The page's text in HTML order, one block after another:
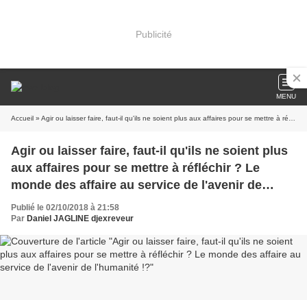
Publicité
MENU
Accueil » Agir ou laisser faire, faut-il qu'ils ne soient plus aux affaires pour se mettre à réfléchir ? Le monde des affaire au service de l'avenir de l'humanité !?
Agir ou laisser faire, faut-il qu'ils ne soient plus
aux affaires pour se mettre à réfléchir ? Le
monde des affaire au service de l'avenir de
l'humanité !?
Publié le 02/10/2018 à 21:58
Par Daniel JAGLINE djexreveur